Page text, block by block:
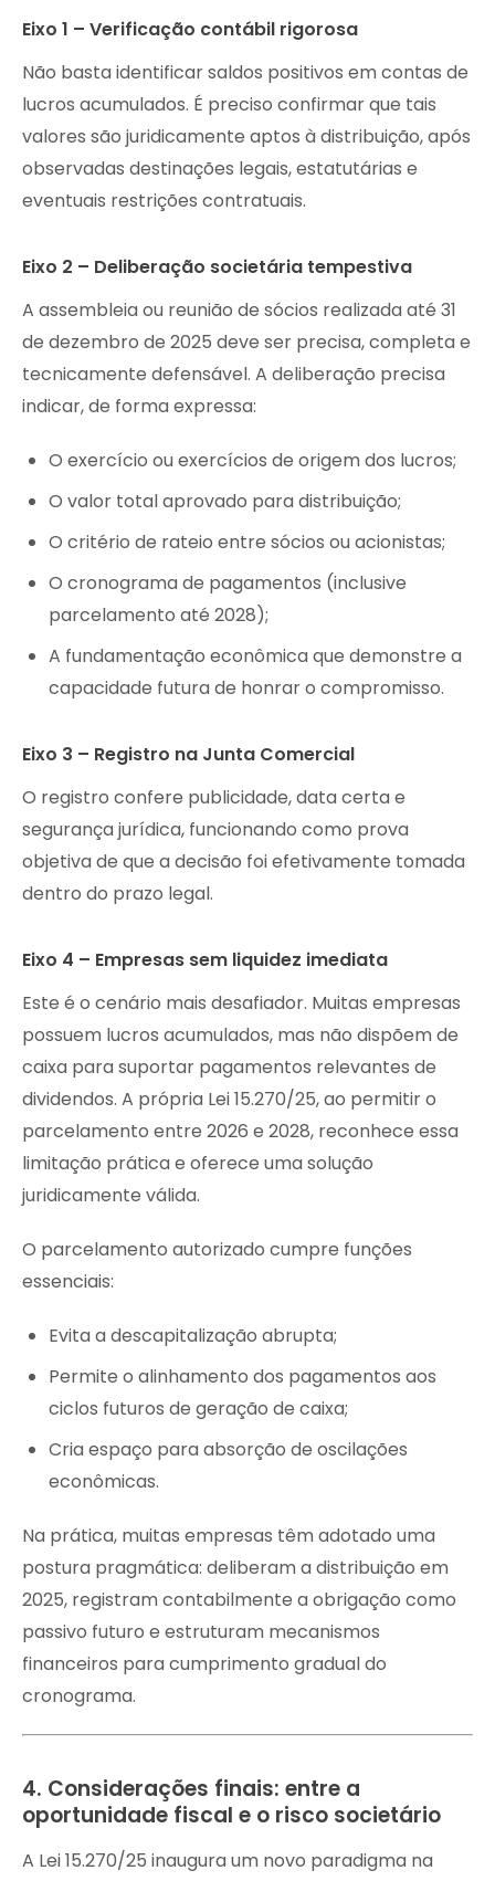
Eixo 1 – Verificação contábil rigorosa
Não basta identificar saldos positivos em contas de
lucros acumulados. É preciso confirmar que tais
valores são juridicamente aptos à distribuição, após
observadas destinações legais, estatutárias e
eventuais restrições contratuais.
Eixo 2 – Deliberação societária tempestiva
A assembleia ou reunião de sócios realizada até 31
de dezembro de 2025 deve ser precisa, completa e
tecnicamente defensável. A deliberação precisa
indicar, de forma expressa:
O exercício ou exercícios de origem dos lucros;
O valor total aprovado para distribuição;
O critério de rateio entre sócios ou acionistas;
O cronograma de pagamentos (inclusive
parcelamento até 2028);
A fundamentação econômica que demonstre a
capacidade futura de honrar o compromisso.
Eixo 3 – Registro na Junta Comercial
O registro confere publicidade, data certa e
segurança jurídica, funcionando como prova
objetiva de que a decisão foi efetivamente tomada
dentro do prazo legal.
Eixo 4 – Empresas sem liquidez imediata
Este é o cenário mais desafiador. Muitas empresas
possuem lucros acumulados, mas não dispõem de
caixa para suportar pagamentos relevantes de
dividendos. A própria Lei 15.270/25, ao permitir o
parcelamento entre 2026 e 2028, reconhece essa
limitação prática e oferece uma solução
juridicamente válida.
O parcelamento autorizado cumpre funções
essenciais:
Evita a descapitalização abrupta;
Permite o alinhamento dos pagamentos aos
ciclos futuros de geração de caixa;
Cria espaço para absorção de oscilações
econômicas.
Na prática, muitas empresas têm adotado uma
postura pragmática: deliberam a distribuição em
2025, registram contabilmente a obrigação como
passivo futuro e estruturam mecanismos
financeiros para cumprimento gradual do
cronograma.
4. Considerações finais: entre a
oportunidade fiscal e o risco societário
A Lei 15.270/25 inaugura um novo paradigma na